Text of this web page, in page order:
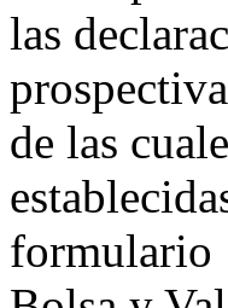
las
de las
formulario